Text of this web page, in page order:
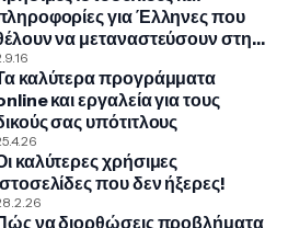
για Έλληνες που
να μεταναστεύσουν στην
καλύτερα προγράμματα
και εργαλεία για τους
σας υπότιτλους
καλύτερες χρήσιμες
που δεν ήξερες!
να διορθώσεις προβλήματα